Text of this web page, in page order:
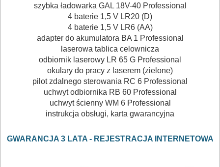
Osprzęt
GLAZURNICZE
AKCESORIA
MASZYNKI
URZĄDZENIA
BUDOWLANE
NARZĘDZIA
szybka ładowarka GAL 18V-40 Professional
4 baterie 1,5 V LR20 (D)
4 baterie 1,5 V LR6 (AA)
adapter do akumulatora BA 1 Professional
laserowa tablica celownicza
odbiornik laserowy LR 65 G Professional
okulary do pracy z laserem (zielone)
pilot zdalnego sterowania RC 6 Professional
uchwyt odbiornika RB 60 Professional
uchwyt ścienny WM 6 Professional
instrukcja obsługi, karta gwarancyjna
GWARANCJA 3 LATA - REJESTRACJA INTERNETOWA